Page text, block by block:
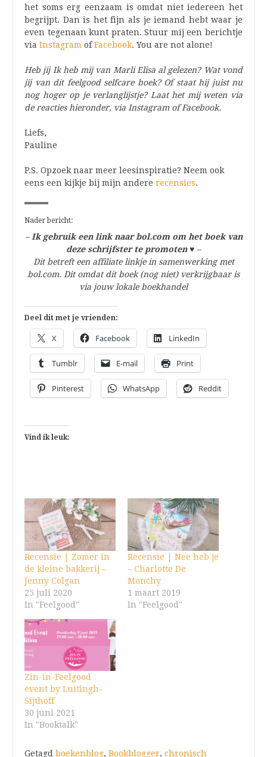
het soms erg eenzaam is omdat niet iedereen het
begrijpt. Dan is het fijn als je iemand hebt waar je
even tegenaan kunt praten. Stuur mij een berichtje
via Instagram ofFacebook. You are not alone!
Heb jij Ik heb mij van Marli Elisa al gelezen? Wat vond
jij van dit feelgood selfcare boek? Of staat hij juist nu
nog hoger op je verlanglijstje? Laat het mij weten via
de reacties hieronder, via Instagram of Facebook.
Liefs,
Pauline
P.S. Opzoek naar meer leesinspiratie? Neem ook
eens een kijkje bij mijn andere recensies.
Nader bericht:
– Ik gebruik een link naar bol.com om het boek van
deze schrijfster te promoten♥ –
Dit betreft een affiliate linkje in samenwerking met
bol.com. Dit omdat dit boek (nog niet) verkrijgbaar is
via jouw lokale boekhandel
Deel dit met je vrienden:
X Facebook LinkedIn
Tumblr E-mail Print
Pinterest WhatsApp Reddit
Vind ik leuk:
Recensie | Zomer in
de kleine bakkerij –
Jenny Colgan
25 juli 2020
In "Feelgood"
Recensie | Nee heb je
– Charlotte De
Monchy
1 maart 2019
In "Feelgood"
Zin-in-Feelgood
event by Luitingh-
Sijthoff
30 juni 2021
In "Booktalk"
Getagd boekenblog, Bookblogger, chronisch